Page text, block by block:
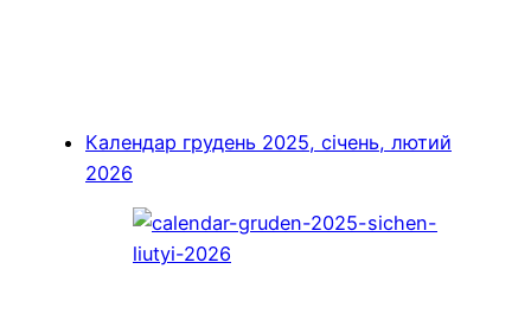
Календар грудень 2025, січень, лютий
2026